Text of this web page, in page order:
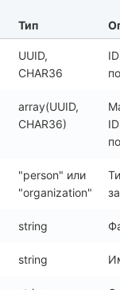
Тип
UUID,
CHAR36
ID
array(UUID,
CHAR36)
ID
"person" или
"organization"
string
string